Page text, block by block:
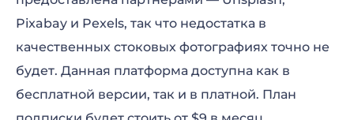
Pixabay и Pexels, так что недостатка в
качественных стоковых фотографиях точно не
будет. Данная платформа доступна как в
бесплатной версии, так и в платной. План